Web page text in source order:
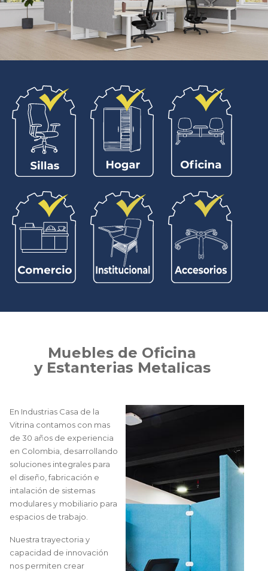
Muebles de Oficina
y Estanterias Metalicas
En Industrias Casa de la
Vitrina contamos con mas
de 30 años de experiencia
en Colombia, desarrollando
soluciones integrales para
el diseño, fabricación e
intalación de sistemas
modulares y mobiliario para
espacios de trabajo.
Nuestra trayectoria y
capacidad de innovación
nos permiten crear